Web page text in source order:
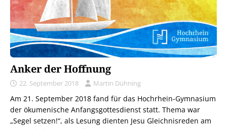
Anker der Hoffnung
22. September 2018 Martin Dühning
Am 21. September 2018 fand für das Hochrhein-Gymnasium
der ökumenische Anfangsgottesdienst statt. Thema war
„Segel setzen!“, als Lesung dienten Jesu Gleichnisreden am